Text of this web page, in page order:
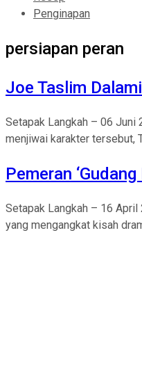
Penginapan
persiapan peran
Joe Taslim
Setapak Langkah – 06 Juni
menjiwai karakter tersebut,
Pemeran
Setapak Langkah – 16 April
yang mengangkat kisah